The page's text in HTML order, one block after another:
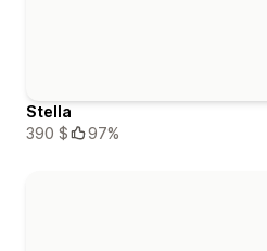
Stella
390 $
97%